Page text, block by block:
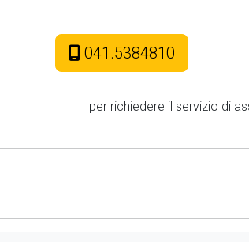
041.5384810
per richiedere il servizio di